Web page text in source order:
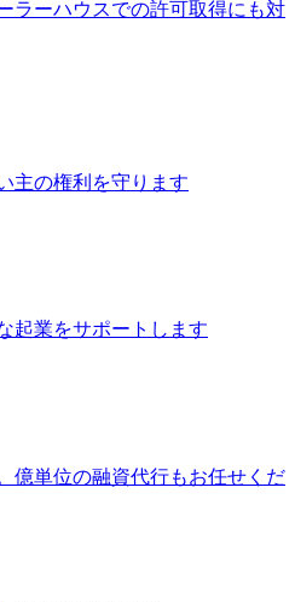
ラーハウスでの許可取得にも対
主の権利を守ります
起業をサポートします
億単位の融資代行もお任せくだ